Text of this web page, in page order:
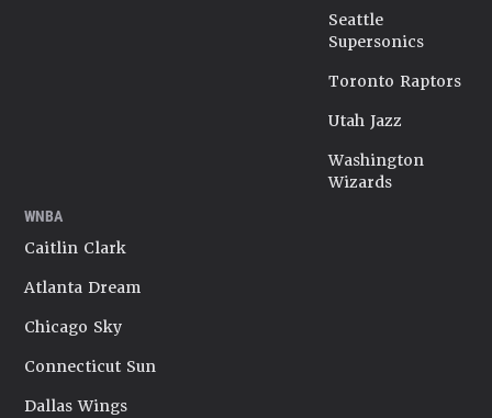
Seattle
Supersonics
Toronto Raptors
Utah Jazz
Washington
Wizards
WNBA
Caitlin Clark
Atlanta Dream
Chicago Sky
Connecticut Sun
Dallas Wings